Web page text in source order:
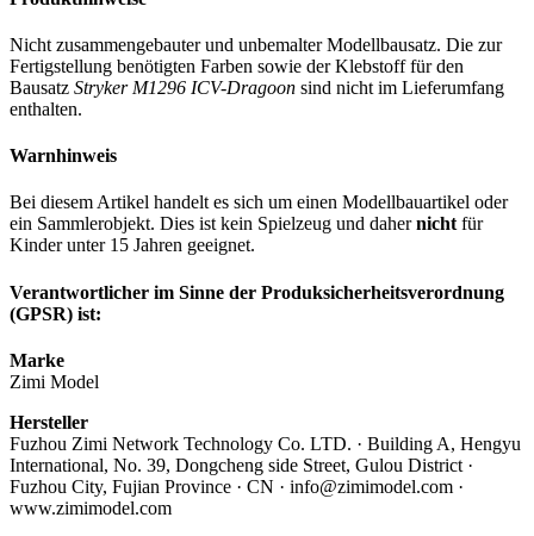
Nicht zusammengebauter und unbemalter Modellbausatz. Die zur
Fertigstellung benötigten Farben sowie der Klebstoff für den
Bausatz Stryker M1296 ICV-Dragoon sind nicht im Lieferumfang
enthalten.
Warnhinweis
Bei diesem Artikel handelt es sich um einen Modellbauartikel oder
ein Sammlerobjekt. Dies ist kein Spielzeug und dahernicht für
Kinder unter 15 Jahren geeignet.
Verantwortlicher im Sinne der Produksicherheitsverordnung
(GPSR) ist:
Marke
Zimi Model
Hersteller
Fuzhou Zimi Network Technology Co. LTD. · Building A, Hengyu
International, No. 39, Dongcheng side Street, Gulou District ·
Fuzhou City, Fujian Province · CN · info@zimimodel.com ·
www.zimimodel.com